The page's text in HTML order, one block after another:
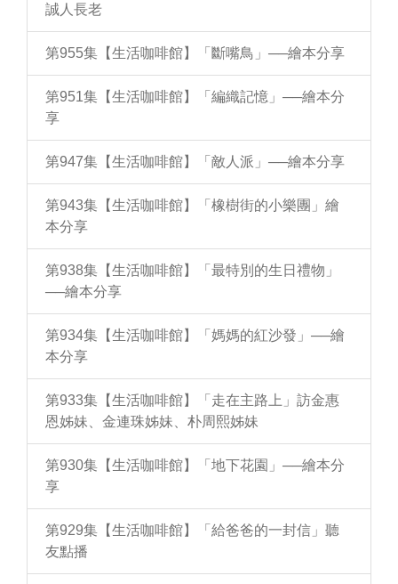
誠人長老
第955集【生活咖啡館】「斷嘴鳥」──繪本分享
第951集【生活咖啡館】「編織記憶」──繪本分
享
第947集【生活咖啡館】「敵人派」──繪本分享
第943集【生活咖啡館】「橡樹街的小樂團」繪
本分享
第938集【生活咖啡館】「最特別的生日禮物」
──繪本分享
第934集【生活咖啡館】「媽媽的紅沙發」──繪
本分享
第933集【生活咖啡館】「走在主路上」訪金惠
恩姊妹、金連珠姊妹、朴周熙姊妹
第930集【生活咖啡館】「地下花園」──繪本分
享
第929集【生活咖啡館】「給爸爸的一封信」聽
友點播